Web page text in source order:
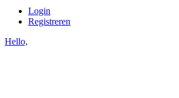
Login
Registreren
Hello,